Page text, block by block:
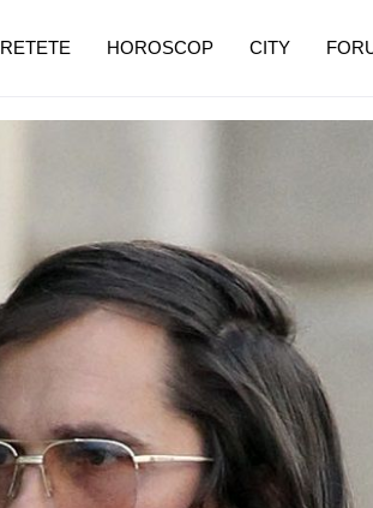
RETETE HOROSCOP CITY
de dureroasă este investigația